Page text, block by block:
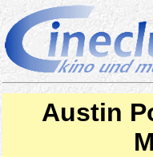
Austin